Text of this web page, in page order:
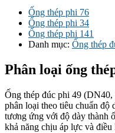
Ống thép phi 76
Ống thép phi 34
Ống thép phi 141
Danh mục: Ống thép
Phân loại ống
Ống thép đúc phi 49
phân loại theo tiêu chuẩn độ
tương ứng với độ dày thành
khả năng chịu áp lực và điều